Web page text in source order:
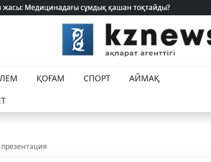
жасы: Медицинадағы сұмдық қашан тоқтайды?
жасы: Медицинадағы сұмдық қашан тоқтайды?
ҚОҒАМ СПОРТ
АЙМАҚ